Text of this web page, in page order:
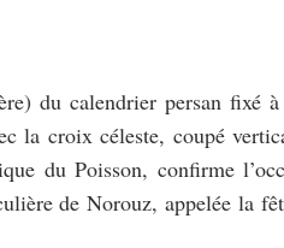
du calendrier persan fixé à
la croix céleste, coupé
du Poisson, confirme
de Norouz, appelée la